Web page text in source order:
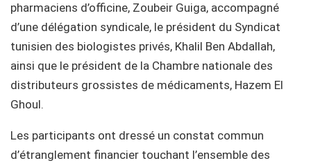
pharmaciens d’officine, Zoubeir Guiga, accompagné
d’une délégation syndicale, le président du Syndicat
tunisien des biologistes privés, Khalil Ben Abdallah,
ainsi que le président de la Chambre nationale des
distributeurs grossistes de médicaments, Hazem El
Ghoul.
Les participants ont dressé un constat commun
d’étranglement financier touchant l’ensemble des